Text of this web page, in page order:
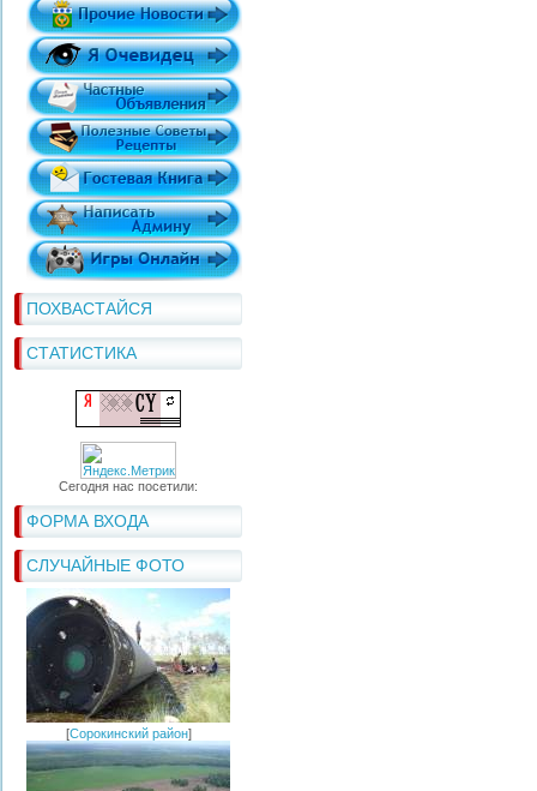
ПОХВАСТАЙСЯ
СТАТИСТИКА
Сегодня нас посетили:
ФОРМА ВХОДА
СЛУЧАЙНЫЕ ФОТО
[Сорокинский район]